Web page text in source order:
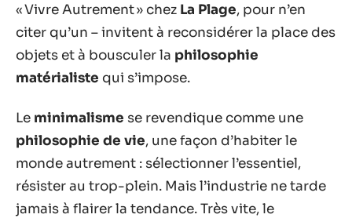
« Vivre Autrement » chez La Plage, pour n’en
citer qu’un – invitent à reconsidérer la place des
objets et à bousculer la philosophie
matérialiste qui s’impose.
Le minimalisme se revendique comme une
philosophie de vie, une façon d’habiter le
monde autrement : sélectionner l’essentiel,
résister au trop-plein. Mais l’industrie ne tarde
jamais à flairer la tendance. Très vite, le